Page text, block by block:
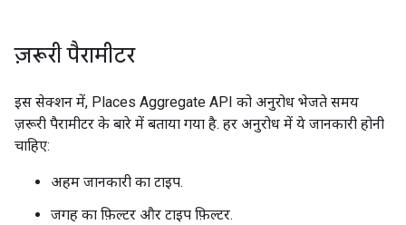
ज़रूरी पैरामीटर
इस सेक्शन में, Places Aggregate API को अनुरोध भेजते समय
ज़रूरी पैरामीटर के बारे में बताया गया है. हर अनुरोध में ये जानकारी होनी
चाहिए:
अहम जानकारी का टाइप.
जगह का फ़िल्टर और टाइप फ़िल्टर.